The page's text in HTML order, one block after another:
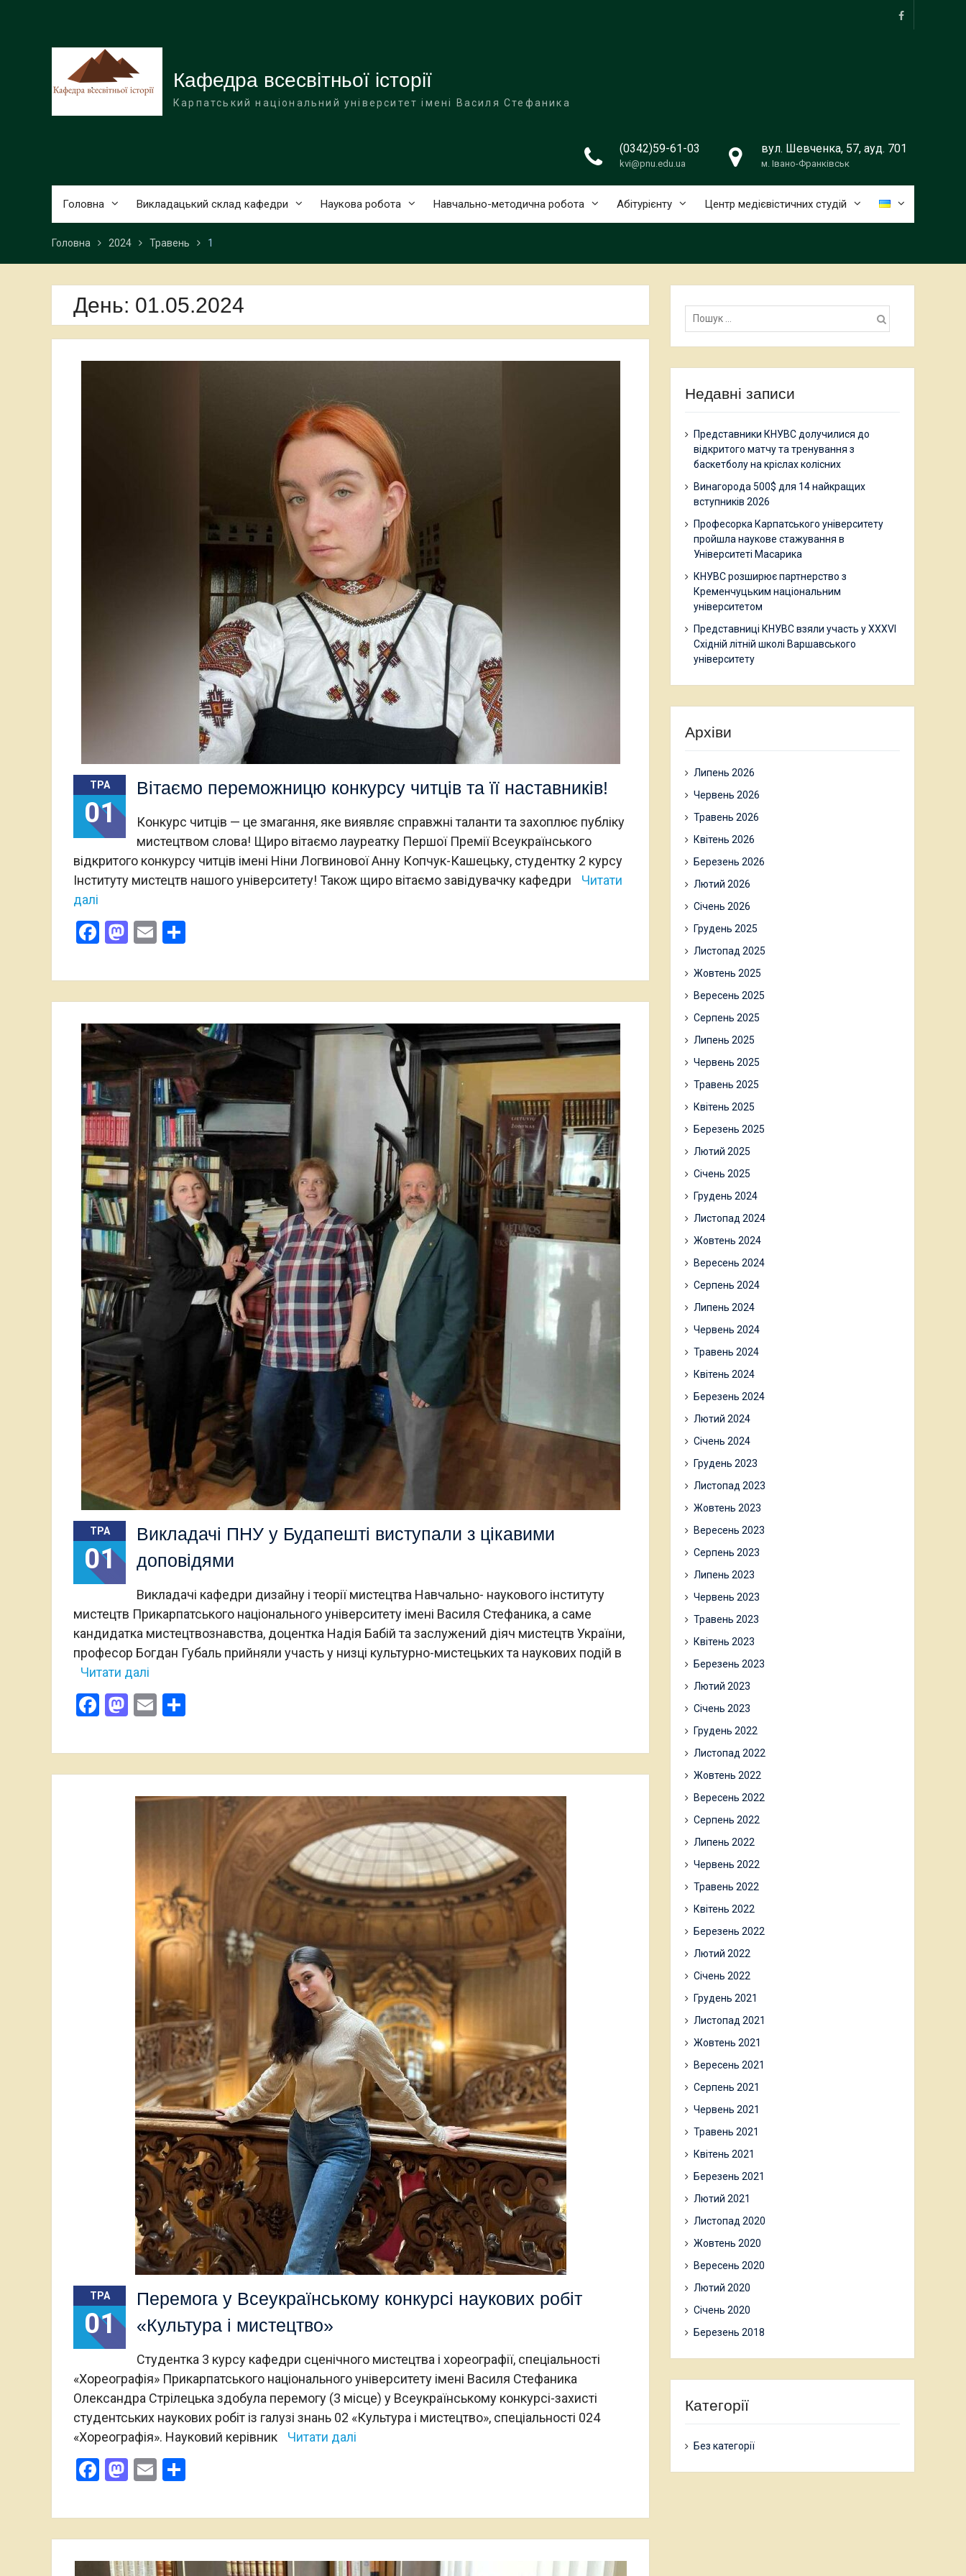
facebook
Кафедра всесвітньої історії
Карпатський національний університет імені Василя Стефаника
(0342)59-61-03
kvi@pnu.edu.ua
вул. Шевченка, 57, ауд. 701
м. Івано-Франківськ
Головна Викладацький склад кафедри Наукова робота Навчально-методична робота Абітурієнту Центр медієвістичних студій
Головна 2024 Травень 1
День: 01.05.2024
ТРА
01
Вітаємо переможницю конкурсу читців та її наставників!
Конкурс читців — це змагання, яке виявляє справжні таланти та захоплює публіку
мистецтвом слова! Щиро вітаємо лауреатку Першої Премії Всеукраїнського
відкритого конкурсу читців імені Ніни Логвинової Анну Копчук-Кашецьку, студентку 2 курсу
Інституту мистецтв нашого університету! Також щиро вітаємо завідувачку кафедри
Читати
далі
Facebook
Mastodon
Email
ТРА
01
Викладачі ПНУ у Будапешті виступали з цікавими
доповідями
Викладачі кафедри дизайну і теорії мистецтва Навчально- наукового інституту
мистецтв Прикарпатського національного університету імені Василя Стефаника, а саме
кандидатка мистецтвознавства, доцентка Надія Бабій та заслужений діяч мистецтв України,
професор Богдан Губаль прийняли участь у низці культурно-мистецьких та наукових подій в
Читати далі
Facebook
Mastodon
Email
ТРА
01
Перемога у Всеукраїнському конкурсі наукових робіт
«Культура і мистецтво»
Студентка 3 курсу кафедри сценічного мистецтва і хореографії, спеціальності
«Хореографія» Прикарпатського національного університету імені Василя Стефаника
Олександра Стрілецька здобула перемогу (3 місце) у Всеукраїнському конкурсі-захисті
студентських наукових робіт із галузі знань 02 «Культура і мистецтво», спеціальності 024
«Хореографія». Науковий керівник
Читати далі
Facebook
Mastodon
Email
Пошук:
Недавні записи
Представники КНУВС долучилися до
відкритого матчу та тренування з
баскетболу на кріслах колісних
Винагорода 500$ для 14 найкращих
вступників 2026
Професорка Карпатського університету
пройшла наукове стажування в
Університеті Масарика
КНУВС розширює партнерство з
Кременчуцьким національним
університетом
Представниці КНУВС взяли участь у XXXVI
Східній літній школі Варшавського
університету
Архіви
Липень 2026
Червень 2026
Травень 2026
Квітень 2026
Березень 2026
Лютий 2026
Січень 2026
Грудень 2025
Листопад 2025
Жовтень 2025
Вересень 2025
Серпень 2025
Липень 2025
Червень 2025
Травень 2025
Квітень 2025
Березень 2025
Лютий 2025
Січень 2025
Грудень 2024
Листопад 2024
Жовтень 2024
Вересень 2024
Серпень 2024
Липень 2024
Червень 2024
Травень 2024
Квітень 2024
Березень 2024
Лютий 2024
Січень 2024
Грудень 2023
Листопад 2023
Жовтень 2023
Вересень 2023
Серпень 2023
Липень 2023
Червень 2023
Травень 2023
Квітень 2023
Березень 2023
Лютий 2023
Січень 2023
Грудень 2022
Листопад 2022
Жовтень 2022
Вересень 2022
Серпень 2022
Липень 2022
Червень 2022
Травень 2022
Квітень 2022
Березень 2022
Лютий 2022
Січень 2022
Грудень 2021
Листопад 2021
Жовтень 2021
Вересень 2021
Серпень 2021
Червень 2021
Травень 2021
Квітень 2021
Березень 2021
Лютий 2021
Листопад 2020
Жовтень 2020
Вересень 2020
Лютий 2020
Січень 2020
Березень 2018
Категорії
Без категорії